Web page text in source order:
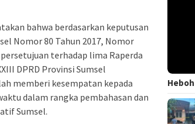
bahwa berdasarkan keputusan
Nomor 80 Tahun 2017, Nomor
terhadap lima Raperda
DPRD Provinsi Sumsel
memberi kesempatan kepada
dalam rangka pembahasan dan
Sumsel.